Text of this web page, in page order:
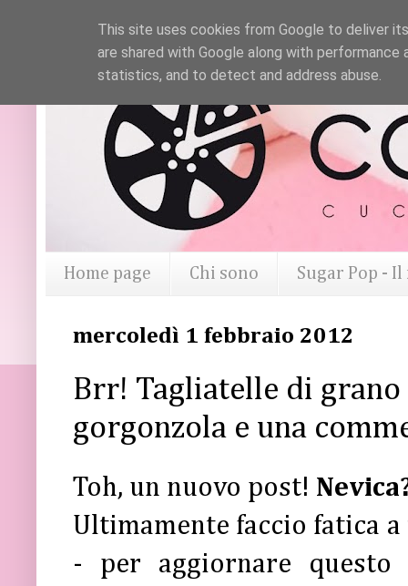
Home page Chi sono Sugar Pop -
mercoledì 1 febbraio 2012
Brr! Tagliatelle di
gorgonzola e una
Toh, un nuovo post!
Ultimamente faccio fatica
- per aggiornare questo
This site uses cookies from Google to deliver
are shared with Google along with
statistics, and to detect and address abuse.